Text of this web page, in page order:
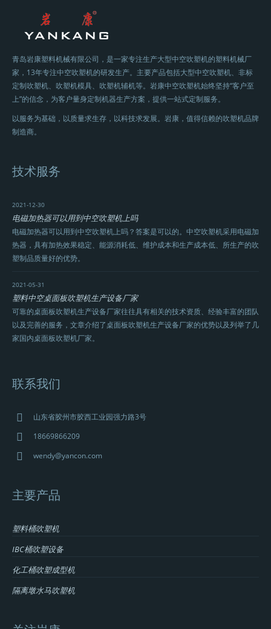
青岛岩康塑料机械有限公司，是一家专注生产大型中空吹塑机的塑料机械厂
家，13年专注中空吹塑机的研发生产。主要产品包括大型中空吹塑机、非标
定制吹塑机、吹塑机模具、吹塑机辅机等。岩康中空吹塑机始终坚持“客户至
上”的信念，为客户量身定制机器生产方案，提供一站式定制服务。
以服务为基础，以质量求生存，以科技求发展。岩康，值得信赖的吹塑机品牌
制造商。
技术服务
2021-12-30
电磁加热器可以用到中空吹塑机上吗
电磁加热器可以用到中空吹塑机上吗？答案是可以的。中空吹塑机采用电磁加
热器，具有加热效果稳定、能源消耗低、维护成本和生产成本低、所生产的吹
塑制品质量好的优势。
2021-05-31
塑料中空桌面板吹塑机生产设备厂家
可靠的桌面板吹塑机生产设备厂家往往具有相关的技术资质、经验丰富的团队
以及完善的服务，文章介绍了桌面板吹塑机生产设备厂家的优势以及列举了几
家国内桌面板吹塑机厂家。
联系我们
山东省胶州市胶西工业园强力路3号
18669866209
wendy@yancon.com
主要产品
塑料桶吹塑机
IBC桶吹塑设备
化工桶吹塑成型机
隔离墩水马吹塑机